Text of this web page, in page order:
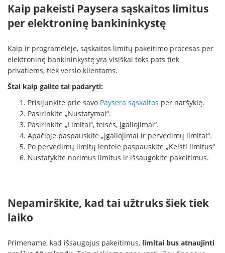
Kaip pakeisti Paysera sąskaitos limitus
per elektroninę bankininkystę
Kaip ir programėlėje, sąskaitos limitų pakeitimo procesas per
elektroninę bankininkystę yra visiškai toks pats tiek
privatiems, tiek verslo klientams.
Štai kaip galite tai padaryti:
Prisijunkite prie savo Paysera sąskaitos per naršyklę.
Pasirinkite „Nustatymai“.
Pasirinkite „Limitai“, teisės, įgaliojimai“.
Apačioje paspauskite „Įgaliojimai ir pervedimų limitai“.
Po pervedimų limitų lentele paspauskite „Keisti limitus“
Nustatykite norimus limitus ir išsaugokite pakeitimus.
Nepamirškite, kad tai užtruks šiek tiek
laiko
Primename, kad išsaugojus pakeitimus, limitai bus atnaujinti